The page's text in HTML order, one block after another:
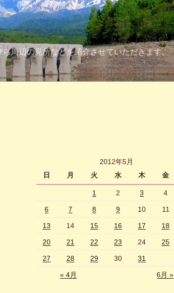
周辺の見所などを紹介させていただきます。
2012年5月
日
月 火 水 木 金
1 2 3 4
6 7 8 9 10 11
13 14 15 16 17 18
20 21 22 23 24 25
27 28 29 30 31
« 4月 6月 »